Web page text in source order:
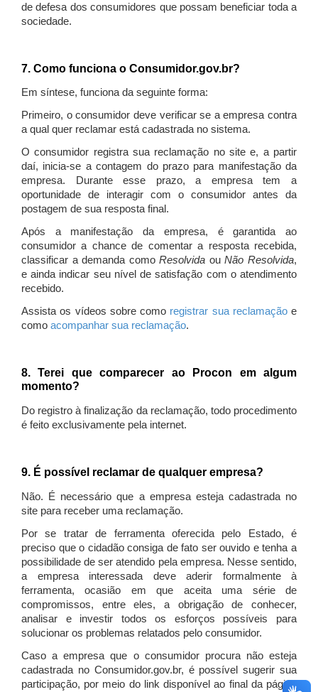
de defesa dos consumidores que possam beneficiar toda a
sociedade.
7. Como funciona o Consumidor.gov.br?
Em síntese, funciona da seguinte forma:
Primeiro, o consumidor deve verificar se a empresa contra
a qual quer reclamar está cadastrada no sistema.
O consumidor registra sua reclamação no site e, a partir
daí, inicia-se a contagem do prazo para manifestação da
empresa. Durante esse prazo, a empresa tem a
oportunidade de interagir com o consumidor antes da
postagem de sua resposta final.
Após a manifestação da empresa, é garantida ao
consumidor a chance de comentar a resposta recebida,
classificar a demanda comoResolvida ouNão Resolvida,
e ainda indicar seu nível de satisfação com o atendimento
recebido.
Assista os vídeos sobre como registrar sua reclamaçãoe
como acompanhar sua reclamação.
8. Terei que comparecer ao Procon em algum
momento?
Do registro à finalização da reclamação, todo procedimento
é feito exclusivamente pela internet.
9. É possível reclamar de qualquer empresa?
Não. É necessário que a empresa esteja cadastrada no
site para receber uma reclamação.
Por se tratar de ferramenta oferecida pelo Estado, é
preciso que o cidadão consiga de fato ser ouvido e tenha a
possibilidade de ser atendido pela empresa. Nesse sentido,
a empresa interessada deve aderir formalmente à
ferramenta, ocasião em que aceita uma série de
compromissos, entre eles, a obrigação de conhecer,
analisar e investir todos os esforços possíveis para
solucionar os problemas relatados pelo consumidor.
Caso a empresa que o consumidor procura não esteja
cadastrada no Consumidor.gov.br, é possível sugerir sua
participação, por meio do link disponível ao final da página